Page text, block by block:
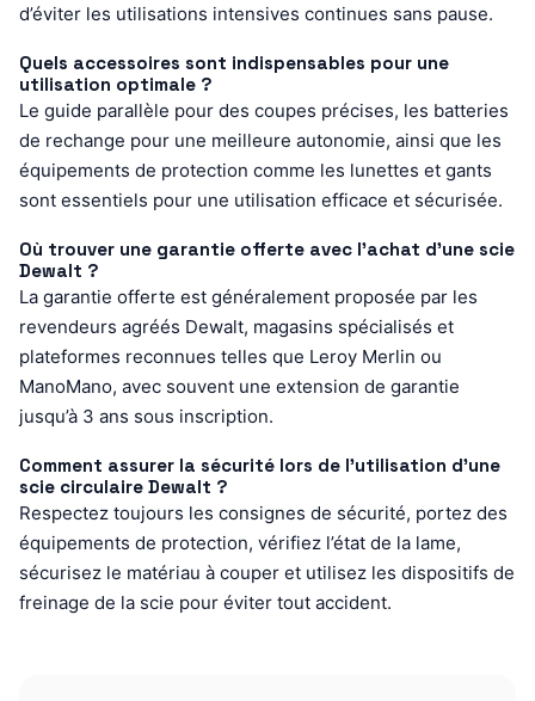
d’éviter les utilisations intensives continues sans pause.
Quels accessoires sont indispensables pour une
utilisation optimale ?
Le guide parallèle pour des coupes précises, les batteries
de rechange pour une meilleure autonomie, ainsi que les
équipements de protection comme les lunettes et gants
sont essentiels pour une utilisation efficace et sécurisée.
Où trouver une garantie offerte avec l’achat d’une scie
Dewalt ?
La garantie offerte est généralement proposée par les
revendeurs agréés Dewalt, magasins spécialisés et
plateformes reconnues telles que Leroy Merlin ou
ManoMano, avec souvent une extension de garantie
jusqu’à 3 ans sous inscription.
Comment assurer la sécurité lors de l’utilisation d’une
scie circulaire Dewalt ?
Respectez toujours les consignes de sécurité, portez des
équipements de protection, vérifiez l’état de la lame,
sécurisez le matériau à couper et utilisez les dispositifs de
freinage de la scie pour éviter tout accident.